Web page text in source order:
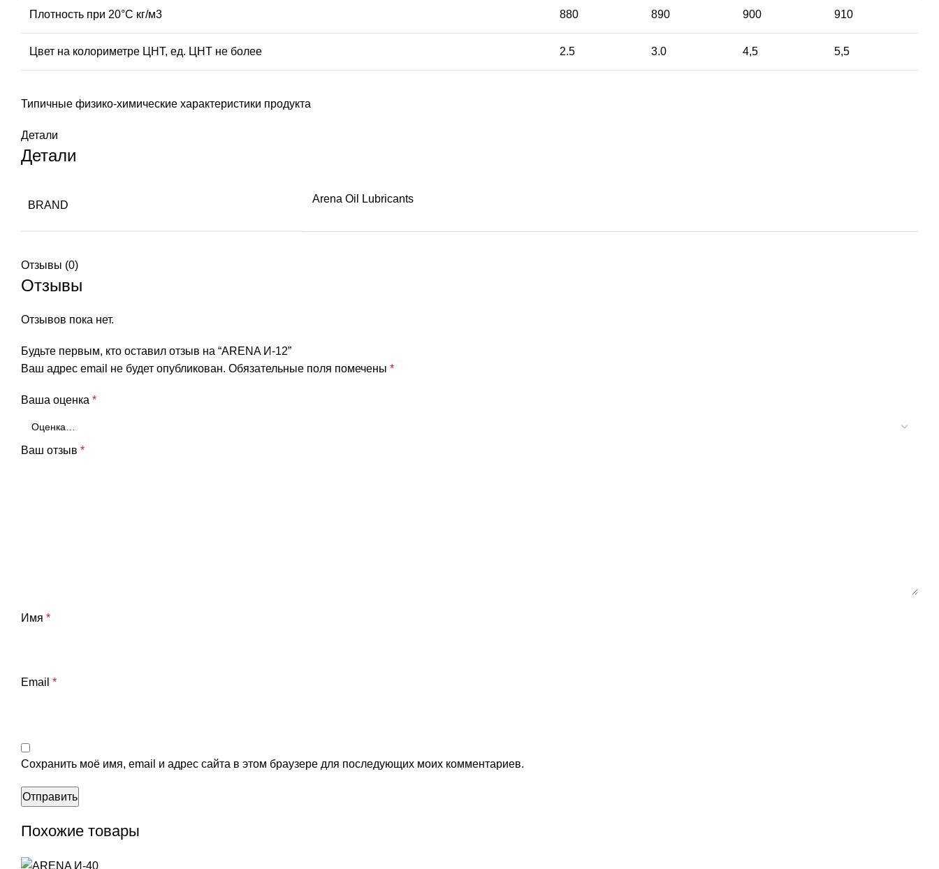
Плотность при 20°С кг/м3 880 890 900 910
Цвет на колориметре ЦНТ, ед. ЦНТ не более 2.5 3.0 4,5 5,5
Типичные физико-химические характеристики продукта
Детали
Детали
BRAND
Arena Oil Lubricants
Отзывы (0)
Отзывы
Отзывов пока нет.
Будьте первым, кто оставил отзыв на “ARENA И-12”
Ваш адрес email не будет опубликован. Обязательные поля помечены *
Ваша оценка *
Ваш отзыв *
Имя *
Email *
Сохранить моё имя, email и адрес сайта в этом браузере для последующих моих комментариев.
Похожие товары